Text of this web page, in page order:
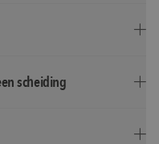
scheiding